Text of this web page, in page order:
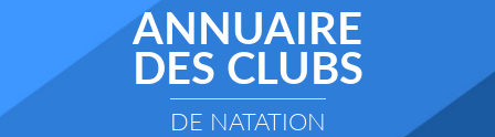
ANNUAIRE
DES CLUBS
DE NATATION